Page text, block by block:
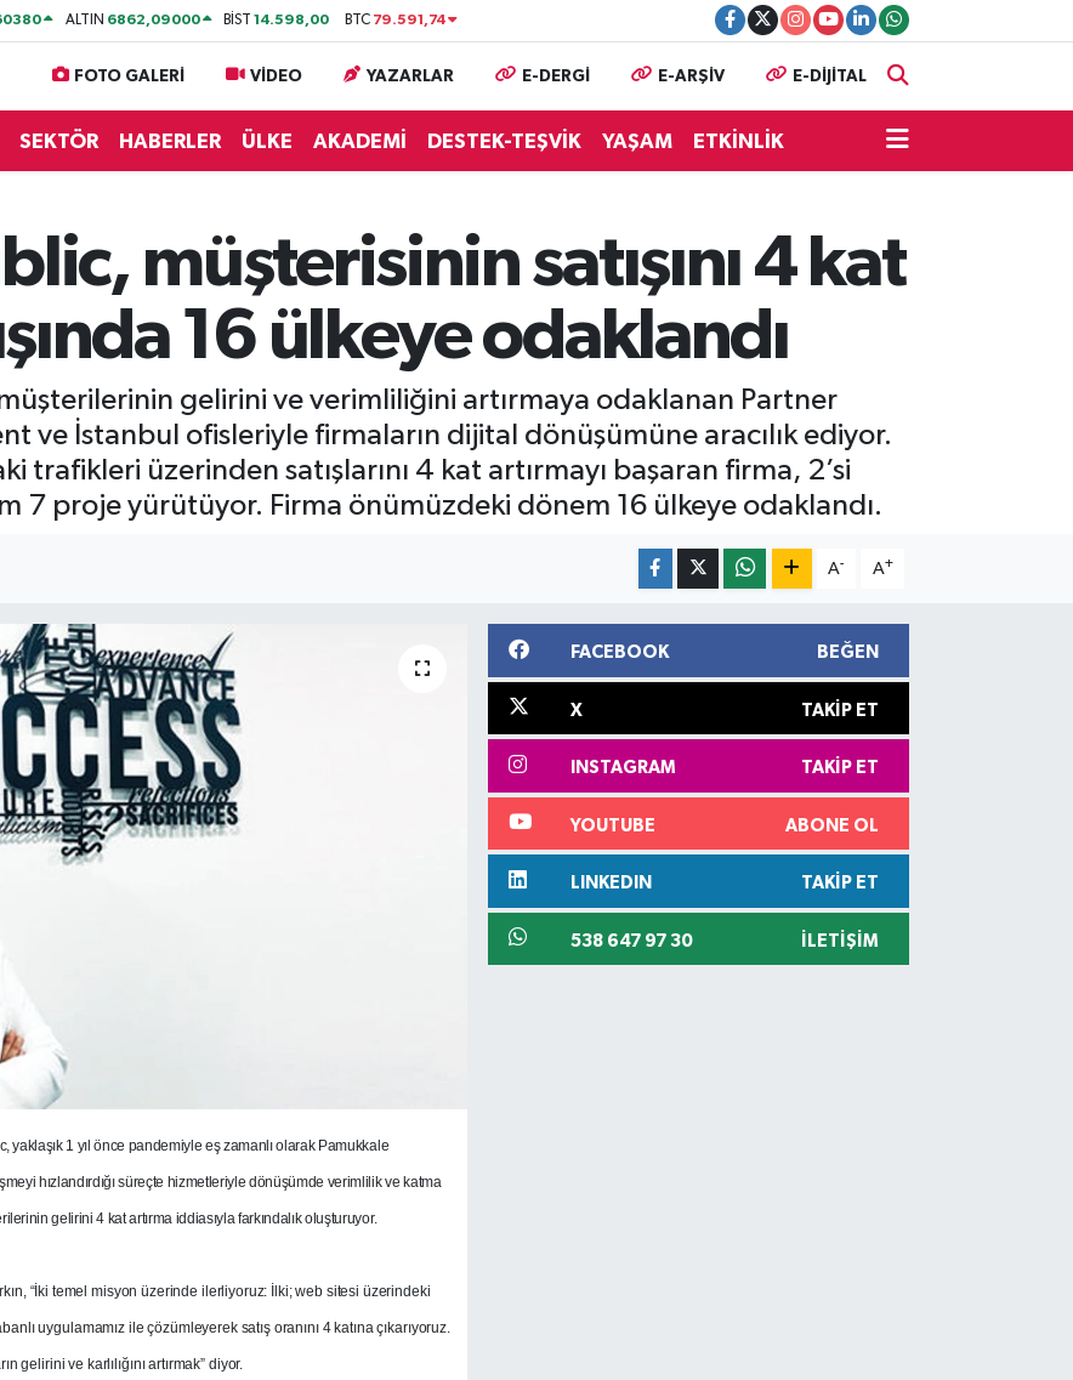
ALTIN 6862,09000 BİST14.598,00 BTC 79.591,74
FOTO GALERİ VİDEO YAZARLAR E-DERGİ E-ARŞİV E-DİJİTAL
SEKTÖR HABERLER ÜLKE AKADEMİ DESTEK-TEŞVİK YAŞAM ETKİNLİK
müşterisinin satışını 4 kat
16 ülkeye odaklandı
gelirini ve verimliliğini artırmaya odaklanan Partner
ve İstanbul ofisleriyle firmaların dijital dönüşümüne aracılık ediyor.
üzerinden satışlarını 4 kat artırmayı başaran firma, 2’si
7 proje yürütüyor. Firma önümüzdeki dönem 16 ülkeye odaklandı.
A- A+
1 yıl önce pandemiyle eş zamanlı olarak Pamukkale
hızlandırdığı süreçte hizmetleriyle dönüşümde verimlilik ve katma
gelirini 4 kat artırma iddiasıyla farkındalık oluşturuyor.
“İki temel misyon üzerinde ilerliyoruz: İlki; web sitesi üzerindeki
uygulamamız ile çözümleyerek satış oranını 4 katına çıkarıyoruz.
ve karlılığını artırmak” diyor.
FACEBOOK BEĞEN
X TAKIP ET
INSTAGRAM TAKIP ET
YOUTUBE ABONE OL
LINKEDIN TAKIP ET
538 647 97 30 İLETIŞIM